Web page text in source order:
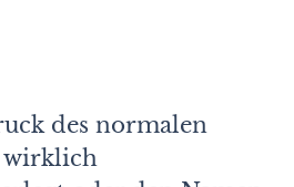
des normalen
wirklich